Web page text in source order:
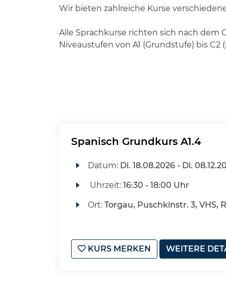
Wir bieten zahlreiche Kurse
Alle Sprachkurse richten sich nach dem
Niveaustufen von A1 (Grundstufe) bis
Spanisch Grundkurs A1.4
Datum: Di. 18.08.2026 - Di.
Uhrzeit: 16:30 - 18:00 Uhr
Ort: Torgau, Puschkinstr. 3, VHS,
KURS MERKEN WEITERE